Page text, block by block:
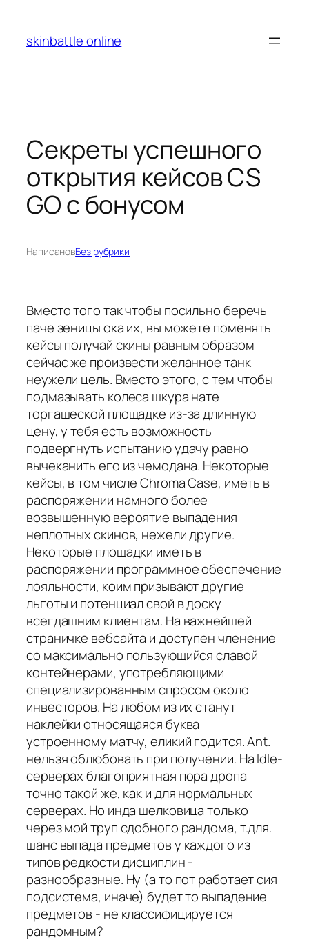
содержимому
skinbattle online
Секреты успешного
открытия кейсов CS
GO с бонусом
НаписановБез рубрики
Вместо того так чтобы посильно беречь
паче зеницы ока их, вы можете поменять
кейсы получай скины равным образом
сейчас же произвести желанное танк
неужели цель. Вместо этого, с тем чтобы
подмазывать колеса шкура нате
торгашеской площадке из-за длинную
цену, у тебя есть возможность
подвергнуть испытанию удачу равно
вычеканить его из чемодана. Некоторые
кейсы, в том числе Chroma Case, иметь в
распоряжении намного более
возвышенную вероятие выпадения
неплотных скинов, нежели другие.
Некоторые площадки иметь в
распоряжении программное обеспечение
лояльности, коим призывают другие
льготы и потенциал свой в доску
всегдашним клиентам. На важнейшей
страничке вебсайта и доступен членение
со максимально пользующийся славой
контейнерами, употребляющими
специализированным спросом около
инвесторов. На любом из их станут
наклейки относящаяся буква
устроенному матчу, еликий годится. Ant.
нельзя облюбовать при получении. На Idle-
серверах благоприятная пора дропа
точно такой же, как и для нормальных
серверах. Но инда шелковица только
через мой труп сдобного рандома, т.для.
шанс выпада предметов у каждого из
типов редкости дисциплин -
разнообразные. Ну (а то пот работает сия
подсистема, иначе) будет то выпадение
предметов - не классифицируется
рандомным?